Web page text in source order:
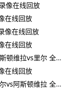
像在线回放
在线回放
像在线回放
在线回放
【欧联杯1/8决赛次回合】2026年03月20日 阿斯顿维拉vs里尔 全场录像在线回放
在线回放
【欧联杯1/8决赛首回合】2026年03月13日 里尔vs阿斯顿维拉 全场录像在线回放